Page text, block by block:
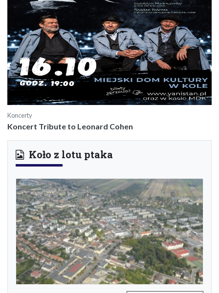
Koncerty
Koncert Tribute to Leonard Cohen
Koło z lotu ptaka
Previous Next